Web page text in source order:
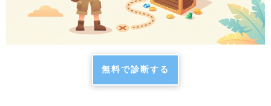
無料で診断する